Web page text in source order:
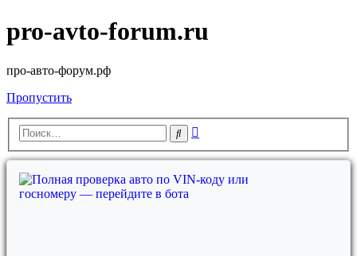
pro-avto-forum.ru
про-авто-форум.рф
Пропустить
Поиск